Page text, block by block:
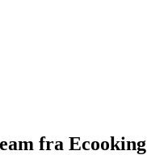
fra Ecooking